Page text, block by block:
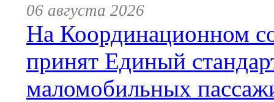
06 августа 2026
На Координационном
принят Единый
маломобильных